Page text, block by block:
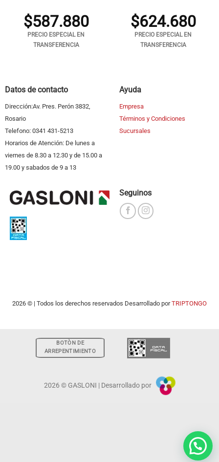
$587.880
PRECIO ESPECIAL EN
TRANSFERENCIA
$624.680
PRECIO ESPECIAL EN
TRANSFERENCIA
Datos de contacto
Dirección:Av. Pres. Perón 3832,
Rosario
Telefono: 0341 431-5213
Horarios de Atención: De lunes a
viernes de 8.30 a 12.30 y de 15.00 a
19.00 y sabados de 9 a 13
Ayuda
Empresa
Términos y Condiciones
Sucursales
Seguinos
2026 © | Todos los derechos reservados Desarrollado porTRIPTONGO
BOTÒN DE
ARREPENTIMIENTO
2026 © GASLONI | Desarrollado por